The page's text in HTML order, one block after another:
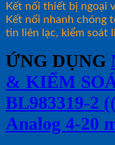
Kết nối thiết bị ngoại
Kết nối nhanh chóng
tin liên lạc, kiểm soát
ỨNG DỤNG
& KIỂM
BL983319-2
Analog 4-20